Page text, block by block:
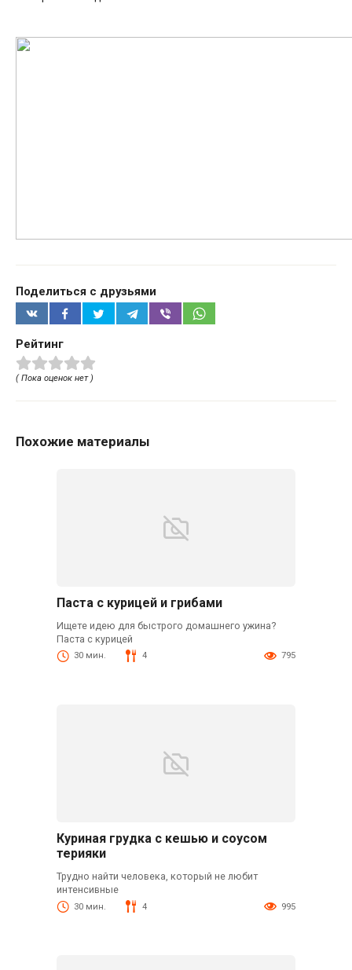
Поделиться с друзьями
Рейтинг
( Пока оценок нет )
Похожие материалы
Паста с курицей и грибами
Ищете идею для быстрого домашнего ужина?
Паста с курицей
30 мин. 4 795
Куриная грудка с кешью и соусом
терияки
Трудно найти человека, который не любит
интенсивные
30 мин. 4 995